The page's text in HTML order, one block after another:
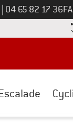
Appelez-nous au
04 65 82 17 36
paiement ici !